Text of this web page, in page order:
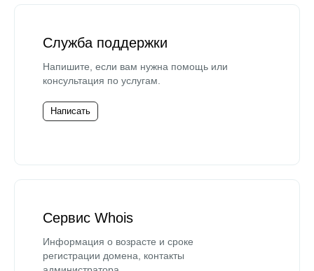
Служба поддержки
Напишите, если вам нужна помощь или
консультация по услугам.
Написать
Сервис Whois
Информация о возрасте и сроке
регистрации домена, контакты